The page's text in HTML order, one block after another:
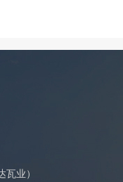
业）